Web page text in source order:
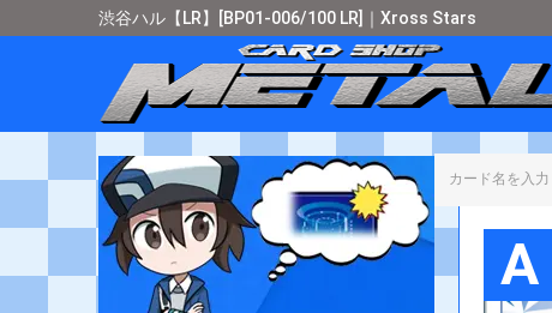
渋谷ハル【LR】[BP01-006/100 LR]｜Xross Stars
A